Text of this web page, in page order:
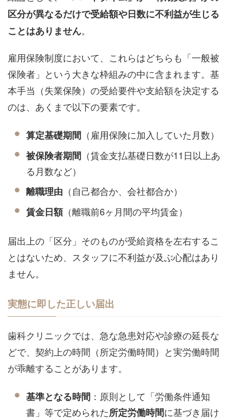
区分が異なるだけで受給額や日数に不利益が生じる
ことはありません。
雇用保険制度において、これらはどちらも「一般被
保険者」という大きな枠組みの中に含まれます。基
本手当（失業保険）の受給要件や支給額を決定する
のは、あくまで以下の要素です。
算定基礎期間 （雇用保険に加入していた月数）
被保険者期間 （賃金支払基礎日数が11日以上あ
る月数など）
離職理由 （自己都合か、会社都合か）
賃金日額（離職前6ヶ月間の平均賃金）
届出上の「区分」そのものが受給資格を左右するこ
とはないため、スタッフに不利益が及ぶ心配はあり
ません。
実態に即した正しい届出
歯科クリニックでは、急な急患対応や診療の延長な
どで、契約上の時間（所定労働時間）と実労働時間
が乖離することがあります。
基準となる時間 ：原則として「労働条件通知
書」等で定められた所定労働時間に基づき届け